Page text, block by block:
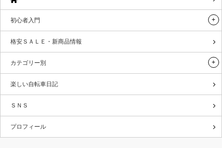
初心者入門
格安ＳＡＬＥ・新商品情報
カテゴリー別
楽しい自転車日記
ＳＮＳ
プロフィール